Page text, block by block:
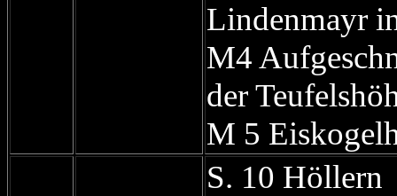
Lindenmayr
M4
der
M 5
S. 10 Höllern